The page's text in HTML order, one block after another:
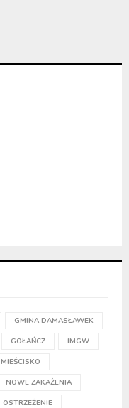
GMINA DAMASŁAWEK
GOŁAŃCZ IMGW
MIEŚCISKO
NOWE ZAKAŻENIA
OSTRZEŻENIE